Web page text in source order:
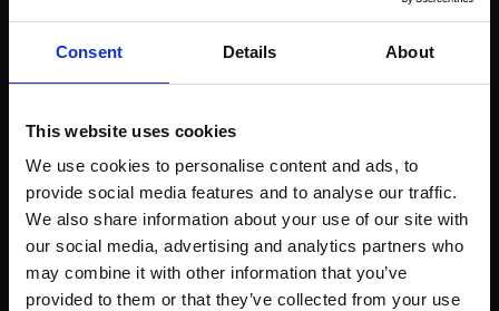
Consent Details About
This website uses cookies
We use cookies to personalise content and ads, to
provide social media features and to analyse our traffic.
We also share information about your use of our site with
our social media, advertising and analytics partners who
may combine it with other information that you’ve
provided to them or that they’ve collected from your use
Rewards Punkten zu Etihad Guest ist seitdem
nicht mehr möglich. Stand: August 2026.
Emirates Skywards: Transferverhältnis war
immer schlecht (2:1 = 50 % Verlust) —
meiden